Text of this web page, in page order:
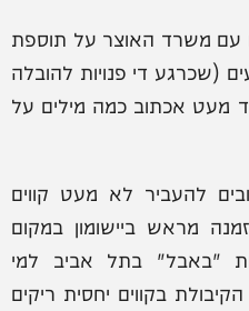
עם משרד האוצר על תוספת
(שכרגע די פנויות להובלה
מעט אכתוב כמה מילים על
להעביר לא מעט קווים
מראש ביישומון במקום
"באבל" בתל אביב למי
בקווים יחסית ריקים